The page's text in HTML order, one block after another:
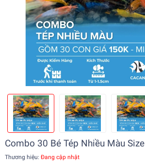
Combo 30 Bé Tép Nhiều Màu Size
Thương hiệu: Đang cập nhật